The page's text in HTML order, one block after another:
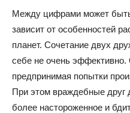
Между цифрами может
зависит от особенностей
планет. Сочетание двух
себе не очень
предпринимая попытки
При этом враждебные друг
более настороженное и